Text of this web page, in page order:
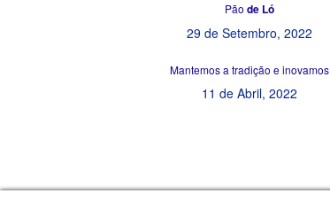
Pão de Ló
29 de Setembro, 2022
Mantemos a tradição e inovamos
11 de Abril, 2022